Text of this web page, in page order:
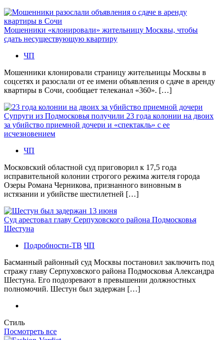
Мошенники «клонировали» жительницу Москвы, чтобы
сдать несуществующую квартиру
ЧП
Мошенники клонировали страницу жительницы Москвы в
соцсетях и разослали от ее имени объявления о сдаче в аренду
квартиры в Сочи, сообщает телеканал «360». […]
Супруги из Подмосковья получили 23 года колонии на двоих
за убийство приемной дочери и «спектакль» с ее
исчезновением
ЧП
Московский областной суд приговорил к 17,5 года
исправительной колонии строгого режима жителя города
Озеры Романа Черникова, признанного виновным в
истязании и убийстве шестилетней […]
Суд арестовал главу Серпуховского района Подмосковья
Шестуна
Подробности-ТВ ЧП
Басманный районный суд Москвы постановил заключить под
стражу главу Серпуховского района Подмосковья Александра
Шестуна. Его подозревают в превышении должностных
полномочий. Шестун был задержан […]
Стиль
Посмотреть все